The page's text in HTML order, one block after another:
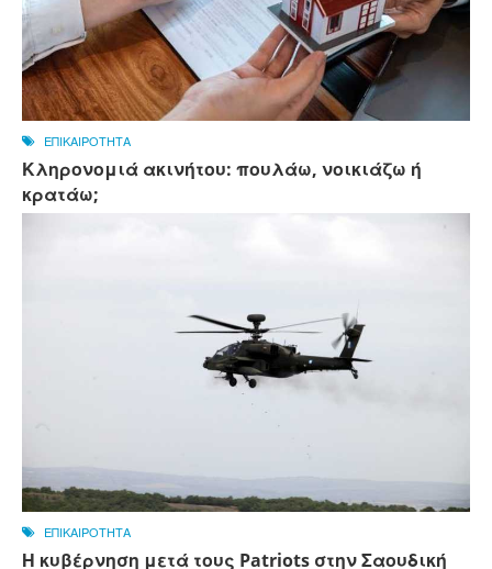
ΕΠΙΚΑΙΡΟΤΗΤΑ
Κληρονομιά ακινήτου: πουλάω, νοικιάζω ή
κρατάω;
ΕΠΙΚΑΙΡΟΤΗΤΑ
Η κυβέρνηση μετά τους Patriots στην Σαουδική